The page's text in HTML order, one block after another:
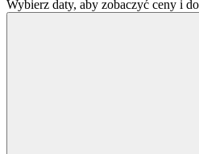
Wybierz daty, aby zobaczyć ceny i